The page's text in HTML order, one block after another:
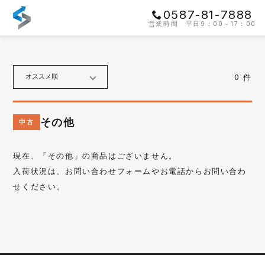
0587-81-7888
営業時間 平日9：00～17：00
オススメ順 0 件
中古 その他
現在、「 その他 」の商品はございません。
入荷状況は、お問い合わせフォームやお電話からお問い合わ
せください。